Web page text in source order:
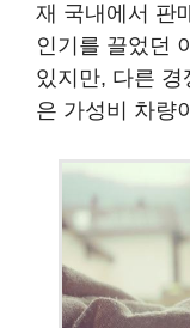
재 국내에서 판
인기를 끌었던
있지만, 다른
은 가성비 차량